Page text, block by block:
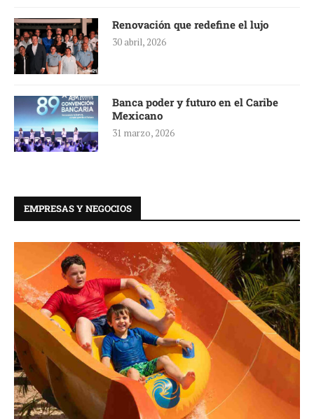
Renovación que redefine el lujo
30 abril, 2026
Banca poder y futuro en el Caribe
Mexicano
31 marzo, 2026
EMPRESAS Y NEGOCIOS